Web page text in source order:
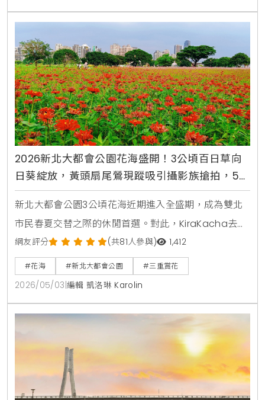
價值並創造多元旅遊記憶。
2026新北大都會公園花海盛開！3公頃百日草向
日葵綻放，黃頭扇尾鶯現蹤吸引攝影族搶拍，5月
賞花交通攻略
新北大都會公園3公頃花海近期進入全盛期，成為雙北
市民春夏交替之際的休閒首選。對此，KiraKacha去
啦！創辦人梁翔渝表示，這片花海不只是視覺景觀的營
造，更透過百日草等高植株植物，成功建構出適合黃頭
扇尾鶯棲息的微生態系統，這種都市與自然的共生模
式，正是提升休閒生活品質與環境教育價值的關鍵所
在。
網友評分 (共81人參與) 1,412
#花海 #新北大都會公園 #三重賞花
2026/05/03 編輯 凱洛琳 Karolin